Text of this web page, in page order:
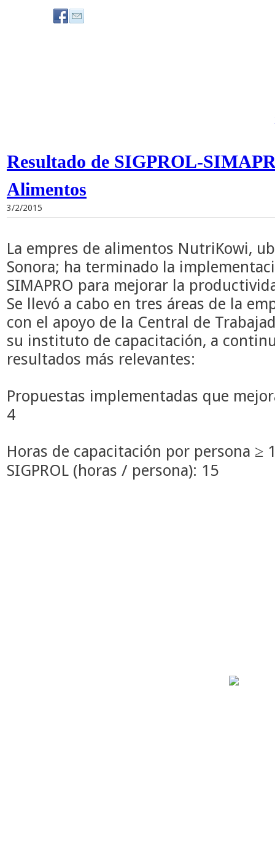
Resultado de SIGPROL-
Alimentos
3/2/2015
La empres de alimentos NutriKowi,
Sonora; ha terminado la
SIMAPRO para mejorar la
Se llevó a cabo en tres áreas de la
con el apoyo de la Central de
su instituto de capacitación, a
resultados más relevantes:
Propuestas implementadas que
4
Horas de capacitación por persona ≥
SIGPROL (horas / persona): 15